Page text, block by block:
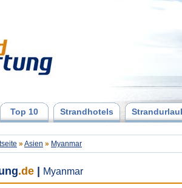
Top 10 Strandhotels
» Asien » Myanmar
.de Myanmar